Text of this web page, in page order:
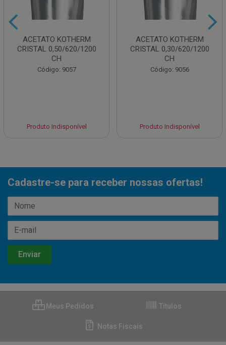
ACETATO KOTHERM
CRISTAL 0,50/620/1200
CH
Código: 9057
Produto Indisponível
ACETATO KOTHERM
CRISTAL 0,30/620/1200
CH
Código: 9056
Produto Indisponível
Cadastre-se para receber nossas ofertas!
Meus Pedidos Títulos
Notas Fiscais